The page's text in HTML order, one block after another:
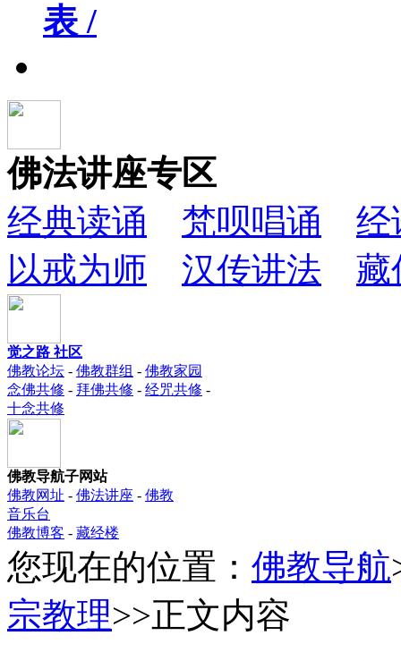
表 /
佛法讲座专区
经典读诵
梵呗唱诵
经
以戒为师
汉传讲法 藏
觉之路 社区
佛教论坛 - 佛教群组 - 佛教家园
念佛共修 - 拜佛共修 - 经咒共修 -
十念共修
佛教导航子网站
佛教网址 - 佛法讲座 - 佛教
音乐台
佛教博客 - 藏经楼
您现在的位置： 佛教导航
宗教理>>正文内容